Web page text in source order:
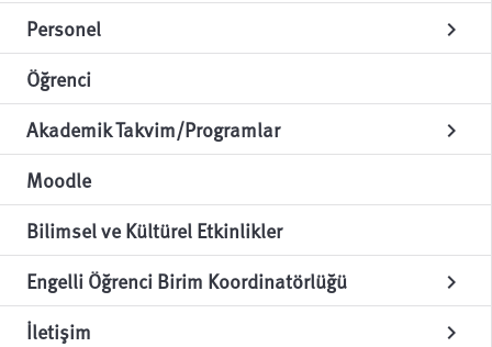
Personel chevron_right
Öğrenci
Akademik Takvim/Programlar
chevron_right
Moodle
Bilimsel ve Kültürel Etkinlikler
Engelli Öğrenci Birim Koordinatörlüğü
chevron_right
İletişim chevron_right